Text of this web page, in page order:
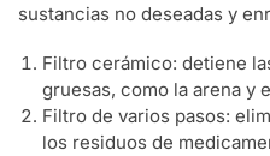
sustancias no deseadas y
Filtro cerámico: detiene
gruesas, como la arena y
Filtro de varios pasos:
los residuos de